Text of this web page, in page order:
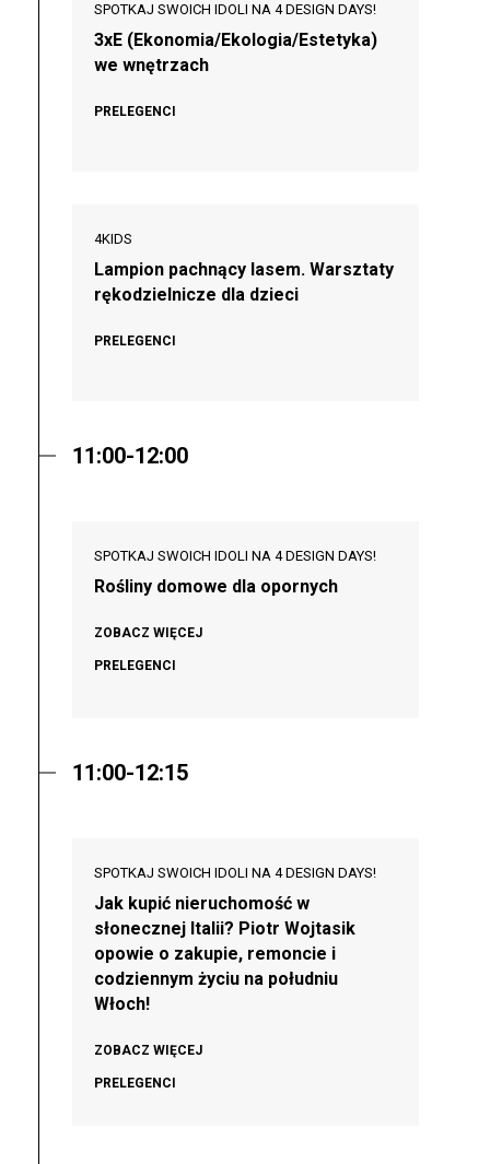
SPOTKAJ SWOICH IDOLI NA 4 DESIGN DAYS!
3xE (Ekonomia/Ekologia/Estetyka)
we wnętrzach
PRELEGENCI
4KIDS
Lampion pachnący lasem. Warsztaty
rękodzielnicze dla dzieci
PRELEGENCI
11:00-12:00
SPOTKAJ SWOICH IDOLI NA 4 DESIGN DAYS!
Rośliny domowe dla opornych
ZOBACZ WIĘCEJ
PRELEGENCI
11:00-12:15
SPOTKAJ SWOICH IDOLI NA 4 DESIGN DAYS!
Jak kupić nieruchomość w
słonecznej Italii? Piotr Wojtasik
opowie o zakupie, remoncie i
codziennym życiu na południu
Włoch!
ZOBACZ WIĘCEJ
PRELEGENCI